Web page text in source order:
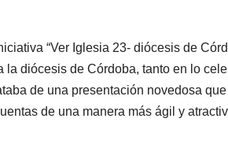
“Ver Iglesia 23- diócesis de
diócesis de Córdoba, tanto en lo
de una presentación novedosa
de una manera más ágil y